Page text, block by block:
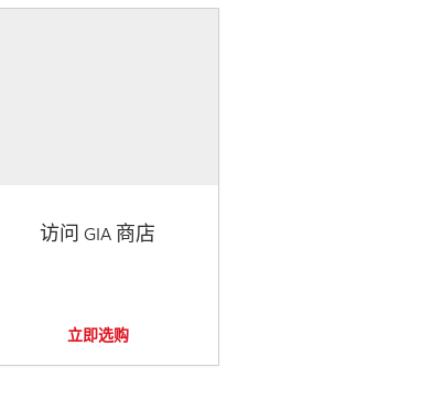
访问 GIA 商店
立即选购